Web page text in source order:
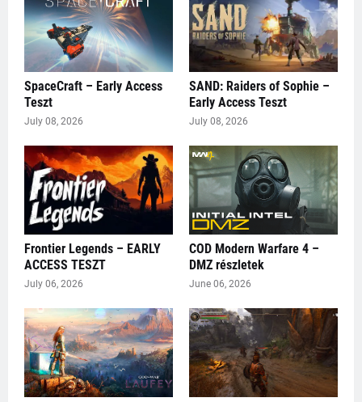
SpaceCraft – Early Access
Teszt
July 08, 2026
SAND: Raiders of Sophie –
Early Access Teszt
July 08, 2026
Frontier Legends – EARLY
ACCESS TESZT
July 06, 2026
COD Modern Warfare 4 –
DMZ részletek
June 06, 2026